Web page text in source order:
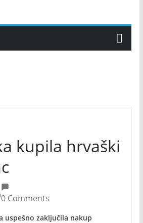
kupila hrvaški
0 Comments
uspešno zaključila nakup